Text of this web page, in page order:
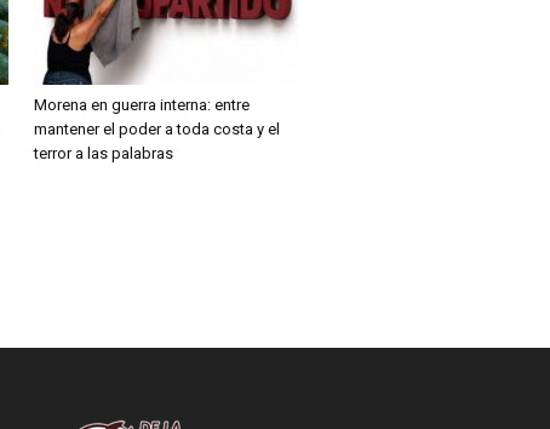
Morena en guerra interna: entre
mantener el poder a toda costa y el
terror a las palabras